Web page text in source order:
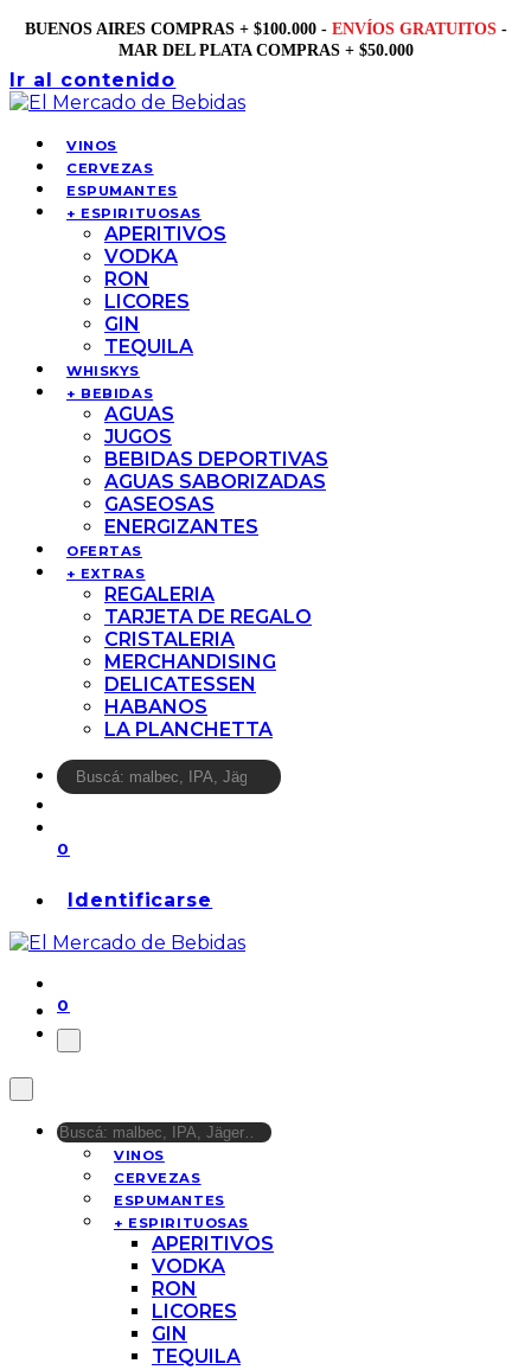
BUENOS AIRES COMPRAS + $100.000 - ENVÍOS GRATUITOS -
MAR DEL PLATA COMPRAS + $50.000
Ir al contenido
VINOS
CERVEZAS
ESPUMANTES
+ ESPIRITUOSAS
APERITIVOS
VODKA
RON
LICORES
GIN
TEQUILA
WHISKYS
+ BEBIDAS
AGUAS
JUGOS
BEBIDAS DEPORTIVAS
AGUAS SABORIZADAS
GASEOSAS
ENERGIZANTES
OFERTAS
+ EXTRAS
REGALERIA
TARJETA DE REGALO
CRISTALERIA
MERCHANDISING
DELICATESSEN
HABANOS
LA PLANCHETTA
0
Identificarse
0
VINOS
CERVEZAS
ESPUMANTES
+ ESPIRITUOSAS
APERITIVOS
VODKA
RON
LICORES
GIN
TEQUILA